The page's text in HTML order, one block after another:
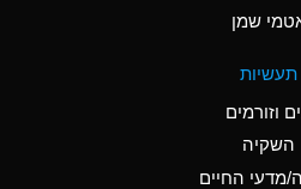
שמן
תעשיות
וזורמים
השקיה
מדעי החיים